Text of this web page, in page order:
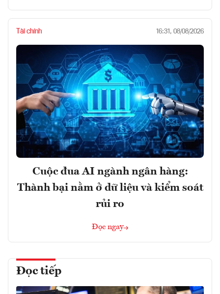
Tài chính 16:31, 08/08/2026
Cuộc đua AI ngành ngân hàng:
Thành bại nằm ở dữ liệu và kiểm soát
rủi ro
Đọc ngay
Đọc tiếp